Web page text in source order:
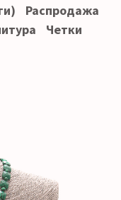
Распродажа
Четки